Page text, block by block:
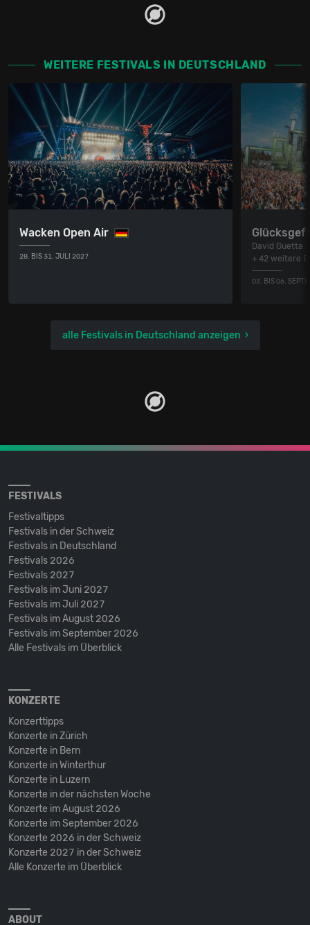
WEITERE FESTIVALS IN DEUTSCHLAND
Wacken Open Air
28. BIS 31. JULI 2027
David Guetta
+ 42 weitere
03. BIS 06.
alle Festivals in Deutschland anzeigen
FESTIVALS
Festivaltipps
Festivals in der Schweiz
Festivals in Deutschland
Festivals 2026
Festivals 2027
Festivals im Juni 2027
Festivals im Juli 2027
Festivals im August 2026
Festivals im September 2026
Alle Festivals im Überblick
KONZERTE
Konzerttipps
Konzerte in Zürich
Konzerte in Bern
Konzerte in Winterthur
Konzerte in Luzern
Konzerte in der nächsten Woche
Konzerte im August 2026
Konzerte im September 2026
Konzerte 2026 in der Schweiz
Konzerte 2027 in der Schweiz
Alle Konzerte im Überblick
ABOUT